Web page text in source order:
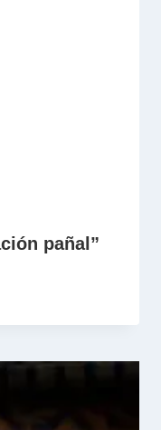
pañal”